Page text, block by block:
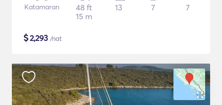
Katamaran
48 ft
15 m
13 7 7
$2,293 /nat